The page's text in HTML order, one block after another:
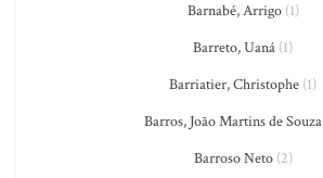
Barnabé, Arrigo(1)
Barreto, Uaná (1)
Barriatier, Christophe (1)
Barros, João Martins de Souza
Barroso Neto(2)